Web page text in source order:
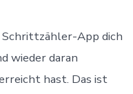
Schrittzähler-App dich
wieder daran
hast. Das ist